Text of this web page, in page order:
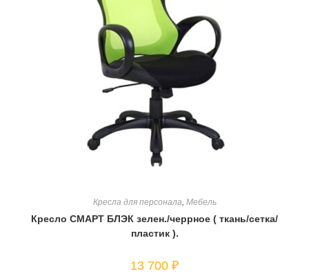
Кресла для персонала, Мебель
Кресло СМАРТ БЛЭК зелен./черрное ( ткань/сетка/
пластик ).
13 700 ₽